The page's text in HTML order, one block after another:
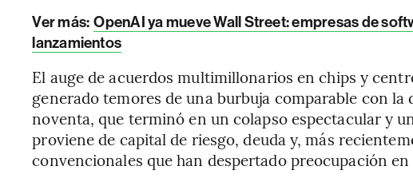
Ver más: OpenAI ya mueve Wall Street: empresas de
lanzamientos
El auge de acuerdos multimillonarios en chips y
generado temores de una burbuja comparable con
noventa, que terminó en un colapso espectacular y
proviene de capital de riesgo, deuda y, más
convencionales que han despertado preocupación